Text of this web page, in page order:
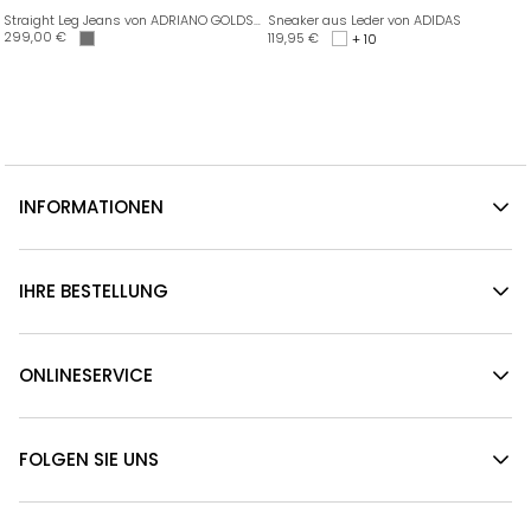
Straight Leg Jeans von ADRIANO GOLDSCHMIED
299,00 €
Sneaker aus Leder von ADIDAS
119,95 € + 10
INFORMATIONEN
IHRE BESTELLUNG
ONLINESERVICE
FOLGEN SIE UNS